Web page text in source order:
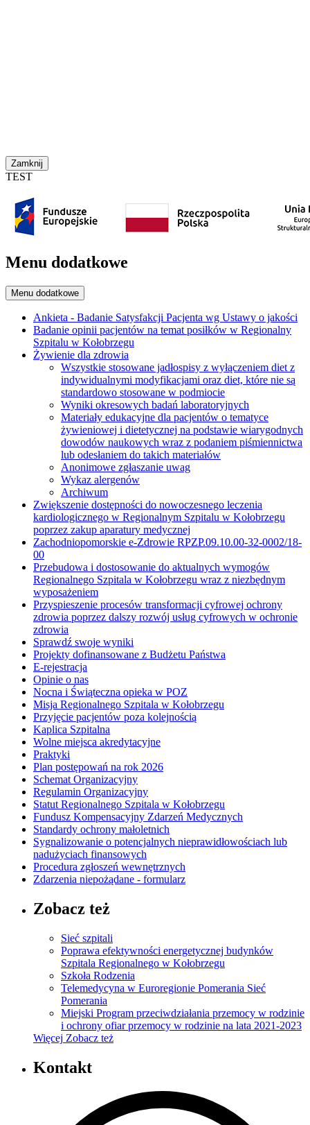
Zamknij
TEST
Menu dodatkowe
Menu dodatkowe
Ankieta - Badanie Satysfakcji Pacjenta wg Ustawy o jakości
Badanie opinii pacjentów na temat posiłków w Regionalny
Szpitalu w Kołobrzegu
Żywienie dla zdrowia
Wszystkie stosowane jadłospisy z wyłączeniem diet z
indywidualnymi modyfikacjami oraz diet, które nie są
standardowo stosowane w podmiocie
Wyniki okresowych badań laboratoryjnych
Materiały edukacyjne dla pacjentów o tematyce
żywieniowej i dietetycznej na podstawie wiarygodnych
dowodów naukowych wraz z podaniem piśmiennictwa
lub odesłaniem do takich materiałów
Anonimowe zgłaszanie uwag
Wykaz alergenów
Archiwum
Zwiększenie dostępności do nowoczesnego leczenia
kardiologicznego w Regionalnym Szpitalu w Kołobrzegu
poprzez zakup aparatury medycznej
Zachodniopomorskie e-Zdrowie RPZP.09.10.00-32-0002/18-
00
Przebudowa i dostosowanie do aktualnych wymogów
Regionalnego Szpitala w Kołobrzegu wraz z niezbędnym
wyposażeniem
Przyspieszenie procesów transformacji cyfrowej ochrony
zdrowia poprzez dalszy rozwój usług cyfrowych w ochronie
zdrowia
Sprawdź swoje wyniki
Projekty dofinansowane z Budżetu Państwa
E-rejestracja
Opinie o nas
Nocna i Świąteczna opieka w POZ
Misja Regionalnego Szpitala w Kołobrzegu
Przyjęcie pacjentów poza kolejnością
Kaplica Szpitalna
Wolne miejsca akredytacyjne
Praktyki
Plan postępowań na rok 2026
Schemat Organizacyjny
Regulamin Organizacyjny
Statut Regionalnego Szpitala w Kołobrzegu
Fundusz Kompensacyjny Zdarzeń Medycznych
Standardy ochrony małoletnich
Sygnalizowanie o potencjalnych nieprawidłowościach lub
nadużyciach finansowych
Procedura zgłoszeń wewnętrznych
Zdarzenia niepożądane - formularz
Zobacz też
Sieć szpitali
Poprawa efektywności energetycznej budynków
Szpitala Regionalnego w Kołobrzegu
Szkoła Rodzenia
Telemedycyna w Euroregionie Pomerania Sieć
Pomerania
Miejski Program przeciwdziałania przemocy w rodzinie
i ochrony ofiar przemocy w rodzinie na lata 2021-2023
Więcej Zobacz też
Kontakt